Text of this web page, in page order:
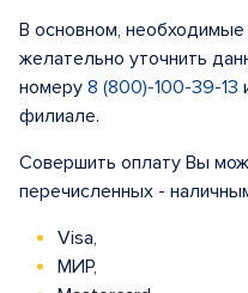
В основном, необходимые
желательно уточнить
номеру 8 (800)-100-39-13
филиале.
Совершить оплату Вы
перечисленных -
Visa,
МИР,